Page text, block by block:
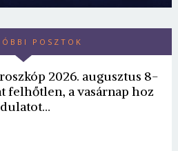
POSZTOK
2026. augusztus 8-
felhőtlen, a vasárnap hoz